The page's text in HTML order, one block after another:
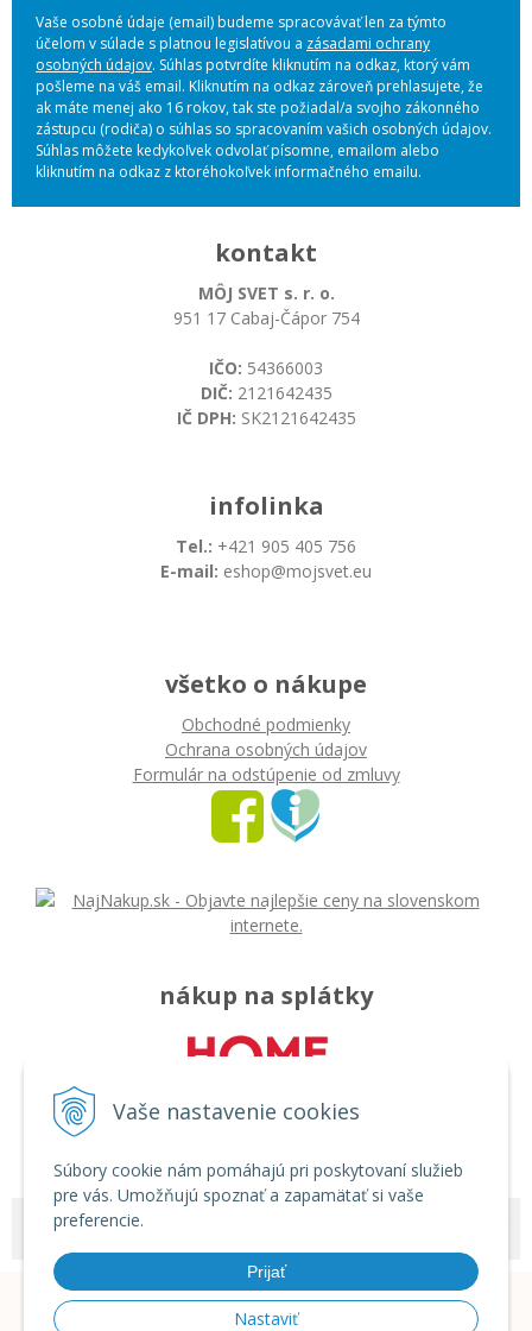
Vaše nastavenie cookies
Súbory cookie nám pomáhajú pri poskytovaní služieb
pre vás. Umožňujú spoznať a zapamätať si vaše
preferencie.
Prijať
Nastaviť
Vaše osobné údaje (email) budeme spracovávať len za týmto
účelom v súlade s platnou legislatívou a zásadami ochrany
osobných údajov. Súhlas potvrdíte kliknutím na odkaz, ktorý vám
pošleme na váš email. Kliknutím na odkaz zároveň prehlasujete, že
ak máte menej ako 16 rokov, tak ste požiadal/a svojho zákonného
zástupcu (rodiča) o súhlas so spracovaním vašich osobných údajov.
Súhlas môžete kedykoľvek odvolať písomne, emailom alebo
kliknutím na odkaz z ktoréhokoľvek informačného emailu.
kontakt
MÔJ SVET s. r. o.
951 17 Cabaj-Čápor 754
IČO: 54366003
DIČ: 2121642435
IČ DPH: SK2121642435
infolinka
Tel.: +421 905 405 756
E-mail: eshop@mojsvet.eu
všetko o nákupe
Obchodné podmienky
Ochrana osobných údajov
Formulár na odstúpenie od zmluvy
nákup na splátky
© 2026 Môj svet - rozličný tovar •